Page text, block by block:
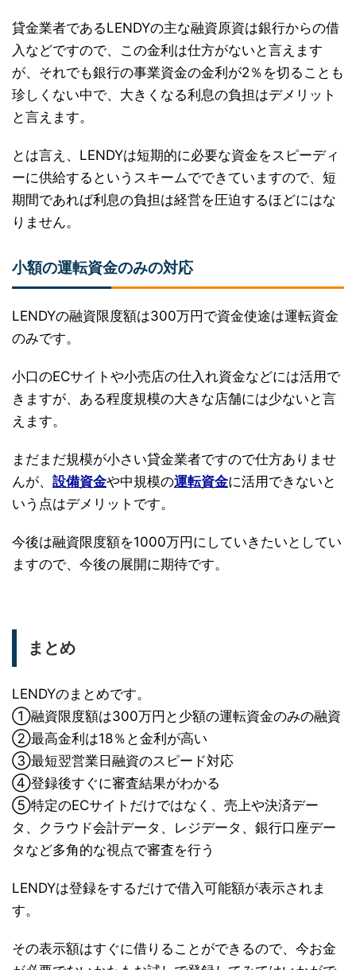
貸金業者であるLENDYの主な融資原資は銀行からの借
入などですので、この金利は仕方がないと言えます
が、それでも銀行の事業資金の金利が2％を切ることも
珍しくない中で、大きくなる利息の負担はデメリット
と言えます。
とは言え、LENDYは短期的に必要な資金をスピーディ
ーに供給するというスキームでできていますので、短
期間であれば利息の負担は経営を圧迫するほどにはな
りません。
小額の運転資金のみの対応
LENDYの融資限度額は300万円で資金使途は運転資金
のみです。
小口のECサイトや小売店の仕入れ資金などには活用で
きますが、ある程度規模の大きな店舗には少ないと言
えます。
まだまだ規模が小さい貸金業者ですので仕方ありませ
んが、 設備資金や中規模の運転資金に活用できないと
いう点はデメリットです。
今後は融資限度額を1000万円にしていきたいとしてい
ますので、今後の展開に期待です。
まとめ
LENDYのまとめです。
①融資限度額は300万円と少額の運転資金のみの融資
②最高金利は18％と金利が高い
③最短翌営業日融資のスピード対応
④登録後すぐに審査結果がわかる
⑤特定のECサイトだけではなく、売上や決済デー
タ、クラウド会計データ、レジデータ、銀行口座デー
タなど多角的な視点で審査を行う
LENDYは登録をするだけで借入可能額が表示されま
す。
その表示額はすぐに借りることができるので、今お金